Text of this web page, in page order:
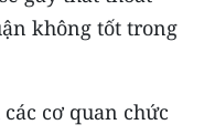
không tốt trong
cơ quan chức